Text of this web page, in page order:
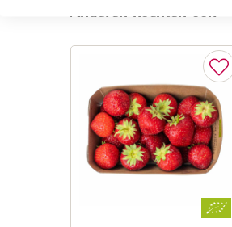
Anderen kochten ook